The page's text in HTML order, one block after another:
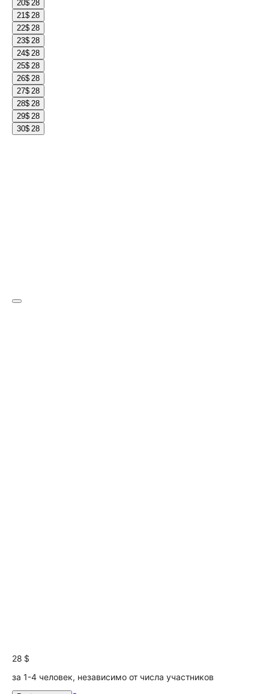
20$ 28
21$ 28
22$ 28
23$ 28
24$ 28
25$ 28
26$ 28
27$ 28
28$ 28
29$ 28
30$ 28
28 $
за 1-4 человек, независимо от числа участников